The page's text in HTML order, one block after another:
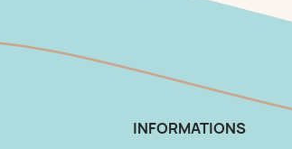
INFORMATIONS